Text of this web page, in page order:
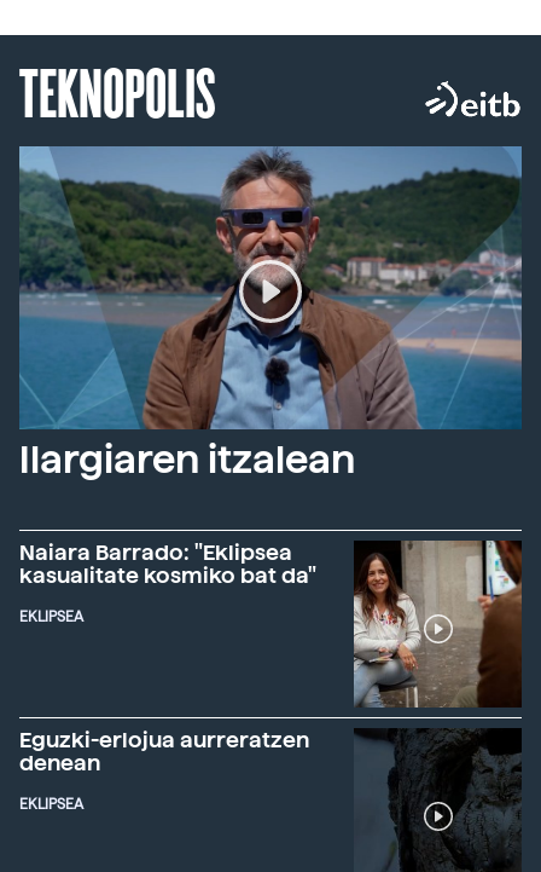
TEKNOPOLIS
Ilargiaren itzalean
Naiara Barrado: "Eklipsea
kasualitate kosmiko bat da"
EKLIPSEA
Eguzki-erlojua aurreratzen
denean
EKLIPSEA